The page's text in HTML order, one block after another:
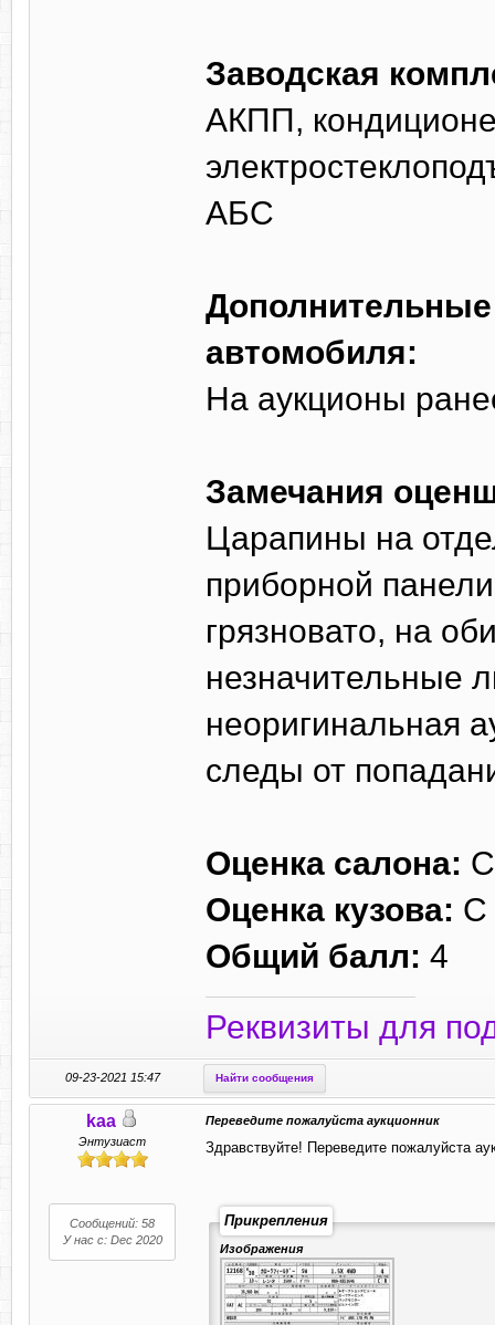
Заводская
АКПП,
АБС
автомобиля:
На аукционы
Замечания
Царапины на
приборной
грязновато, на
незначительные
неоригинальная
следы от
Оценка салона: С
Оценка кузова: С
Общий балл: 4
Реквизиты для
09-23-2021 15:47 Найти сообщения
kaa
Энтузиаст
Сообщений: 58
У нас с: Dec 2020
Переведите пожалуйста аукционник
Здравствуйте! Переведите пожалуйста
Прикрепления
Изображения